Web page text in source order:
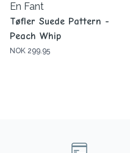
En Fant
Tøfler Suede Pattern -
Peach Whip
NOK 299.95